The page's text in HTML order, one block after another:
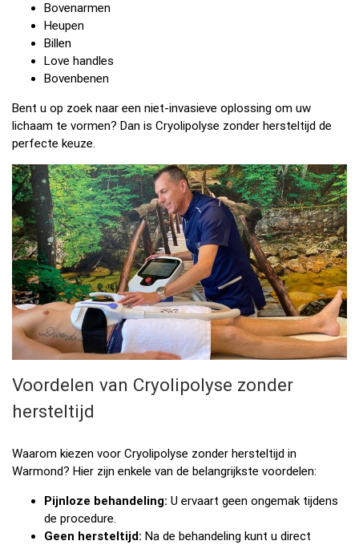
Bovenarmen
Heupen
Billen
Love handles
Bovenbenen
Bent u op zoek naar een niet-invasieve oplossing om uw
lichaam te vormen? Dan is Cryolipolyse zonder hersteltijd de
perfecte keuze.
Voordelen van Cryolipolyse zonder
hersteltijd
Waarom kiezen voor Cryolipolyse zonder hersteltijd in
Warmond? Hier zijn enkele van de belangrijkste voordelen:
Pijnloze behandeling: U ervaart geen ongemak tijdens
de procedure.
Geen hersteltijd: Na de behandeling kunt u direct